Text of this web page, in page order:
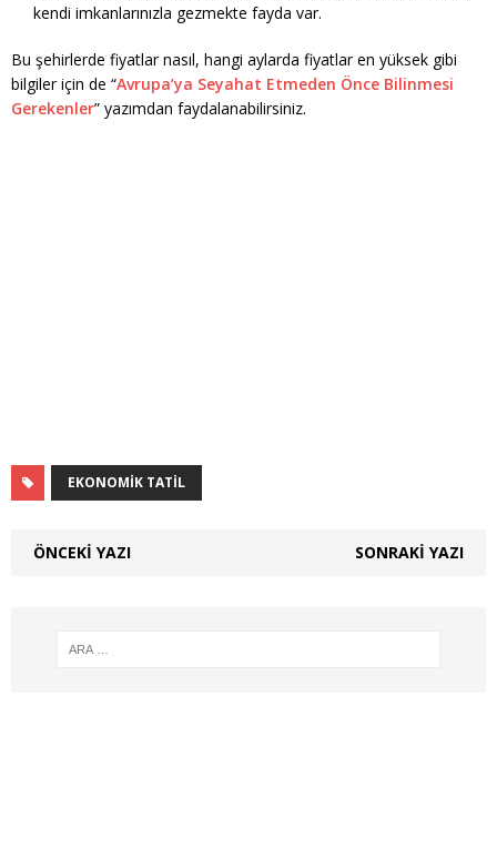
kendi imkanlarınızla gezmekte fayda var.
Bu şehirlerde fiyatlar nasıl, hangi aylarda fiyatlar en yüksek gibi
bilgiler için de “Avrupa’ya Seyahat Etmeden Önce Bilinmesi
Gerekenler” yazımdan faydalanabilirsiniz.
EKONOMIK TATIL
ÖNCEKI YAZI SONRAKI YAZI